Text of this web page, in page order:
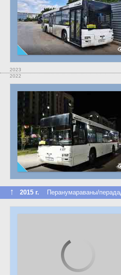
2023
2022
↑ 2015 г. Перанумараваны/